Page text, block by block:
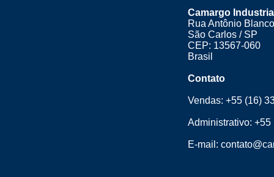
Camargo
Rua Antônio
São Carlos / SP
CEP: 13567-060
Brasil
Contato
Vendas:+55 (16)
Administrativo:+55
E-mail: